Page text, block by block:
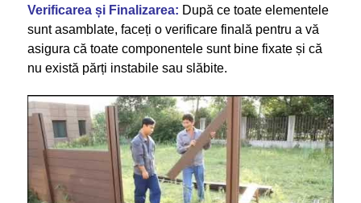
Verificarea și Finalizarea: După ce toate elementele
sunt asamblate, faceți o verificare finală pentru a vă
asigura că toate componentele sunt bine fixate și că
nu există părți instabile sau slăbite.